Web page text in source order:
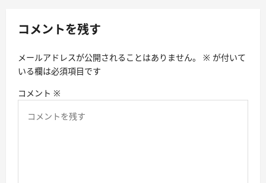
ョ
ン
コメントを残す
メールアドレスが公開されることはありません。 ※ が付いて
いる欄は必須項目です
コメント ※